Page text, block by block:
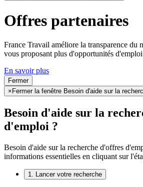
Offres partenaires
France Travail améliore la transparence du
vous proposant plus d'opportunités d'emploi
En savoir plus
Fermer
× Fermer la fenêtre Besoin d'aide sur la
Besoin d'aide sur la
d'emploi ?
Besoin d'aide sur la recherche d'offres
informations essentielles en cliquant sur
1. Lancer votre recherche